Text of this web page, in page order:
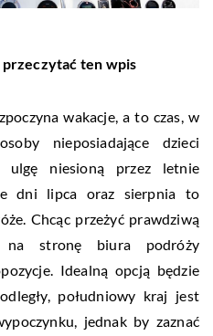
ten wpis
wakacje, a to czas, w
nieposiadające dzieci
ulgę niesioną przez letnie
dni lipca oraz sierpnia to
Chcąc przeżyć prawdziwą
na stronę biura podróży
Idealną opcją będzie
południowy kraj jest
jednak by zaznać